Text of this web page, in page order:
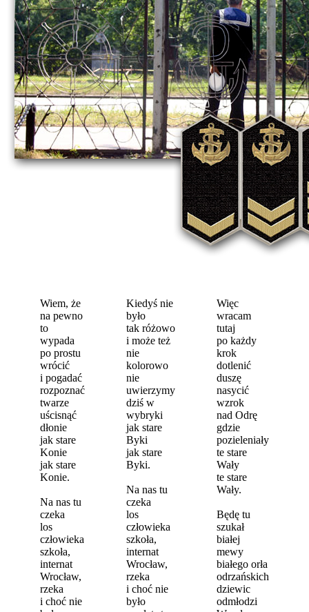
Wiem, że
na pewno
to
wypada
po prostu
wrócić
i pogadać
rozpoznać
twarze
uścisnąć
dłonie
jak stare
Konie
jak stare
Konie.
Na nas tu
czeka
los
człowieka
szkoła,
internat
Wrocław,
rzeka
i choć nie
Kiedyś nie
było
tak różowo
i może też
nie
kolorowo
nie
uwierzymy
dziś w
wybryki
jak stare
Byki
jak stare
Byki.
Na nas tu
czeka
los
człowieka
szkoła,
internat
Wrocław,
rzeka
i choć nie
było
Więc
wracam
tutaj
po każdy
krok
dotlenić
duszę
nasycić
wzrok
nad Odrę
gdzie
pozieleniały
te stare
Wały
te stare
Wały.
Będę tu
szukał
białej
mewy
białego orła
odrzańskich
dziewic
odmłodzi